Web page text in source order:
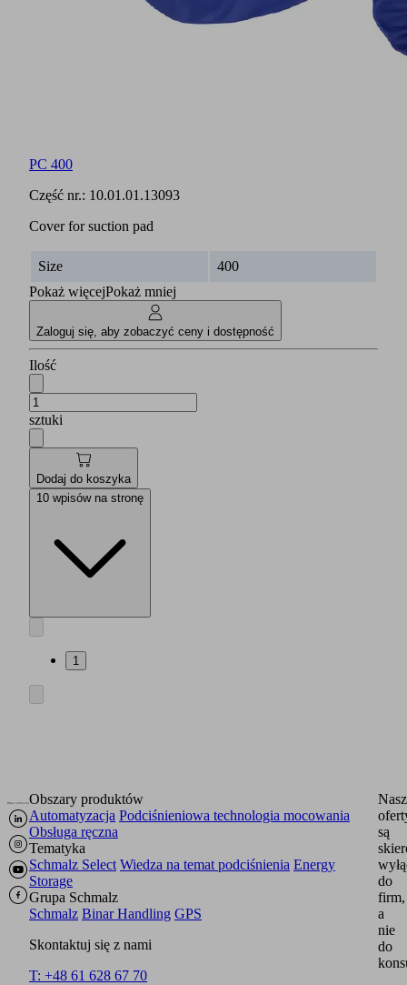
PC 400
Część nr.: 10.01.01.13093
Cover for suction pad
Size
400
Pokaż więcejPokaż mniej
Zaloguj się, aby zobaczyć ceny i dostępność
Ilość
sztuki
Dodaj do koszyka
10 wpisów na stronę
1
Obszary produktów
Automatyzacja Podciśnieniowa technologia mocowania
Obsługa ręczna
Tematyka
Schmalz Select Wiedza na temat podciśnienia Energy
Storage
Grupa Schmalz
Schmalz Binar Handling GPS
Skontaktuj się z nami
T: +48 61 628 67 70
są
do
firm,
a
nie
do